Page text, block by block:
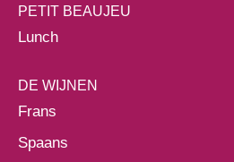
PETIT BEAUJEU
Lunch
DE WIJNEN
Frans
Spaans